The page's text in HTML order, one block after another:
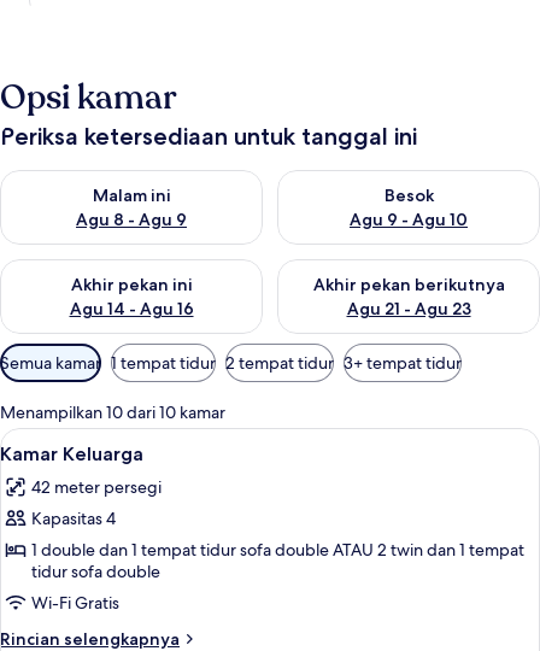
Opsi kamar
Periksa ketersediaan untuk tanggal ini
Malam ini
Agu 8 - Agu 9
Periksa ketersediaan untuk malam ini Agu 8 - Agu 9
Besok
Agu 9 - Agu 10
Periksa ketersediaan untuk
Akhir pekan ini
Agu 14 - Agu 16
Periksa ketersediaan untuk akhir pekan ini Agu 14 - Agu 16
Akhir pekan berikutnya
Agu 21 - Agu 23
Periksa ketersediaan untuk
Filter
tersedia
untuk
kamar
Semua kamar 1 tempat tidur 2 tempat tidur 3+ tempat tidur
Menampilkan 10 dari 10 kamar
Lihat
semua
foto
untuk
Kamar
Keluarga
Kamar Keluarga | Brankas, meja
4
Kamar Keluarga
42 meter persegi
Kapasitas 4
1 double dan 1 tempat tidur sofa double ATAU 2 twin dan 1 tempat
tidur sofa double
Wi-Fi Gratis
Rincian selengkapnya
Rincian